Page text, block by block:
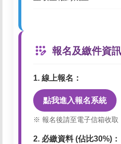
app_registration 報名及繳件資訊
1. 線上報名：
點我進入報名系統
※ 報名後請至電子信箱收取
2. 必繳資料 (佔比30%)：